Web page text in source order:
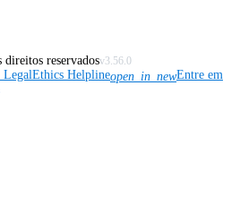
reservadosv3.56.0
LegalEthics Helplineopen_in_newEntre em